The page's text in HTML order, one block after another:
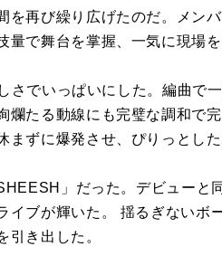
を再び繰り広げたのだ。メン
で舞台を掌握、一気に現場を
でいっぱいにした。編曲で
たる動線にも完璧な調和で
ずに爆発させ、ぴりっとした
」だった。デビューと
ブが輝いた。 揺るぎないボ
引き出した。